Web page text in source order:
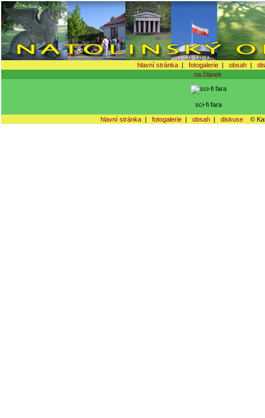
hlavní stránka| fotogalerie| obsah|
na článek
sci-fi fara
hlavní stránka| fotogalerie| obsah| diskuse ©